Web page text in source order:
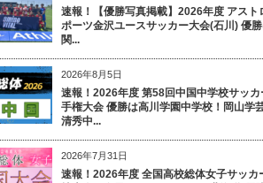
速報！【優勝写真掲載】2026年度 アスト
ポーツ金沢ユースサッカー大会(石川) 優
関...
2026年8月5日
速報！2026年度 第58回中国中学校サッカ
手権大会 優勝は高川学園中学校！岡山学
清秀中...
2026年7月31日
速報！2026年度 全国高校総体女子サッカ